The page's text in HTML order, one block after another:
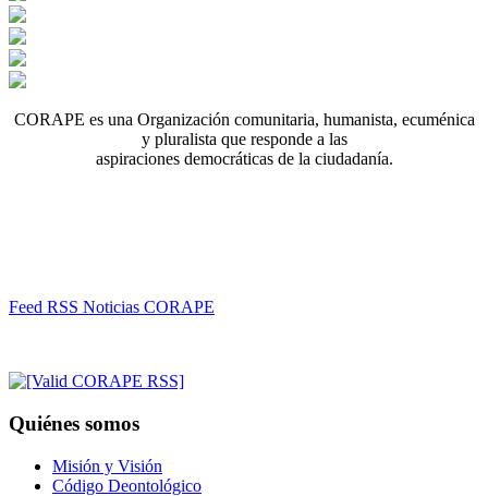
CORAPE es una Organización comunitaria, humanista, ecuménica
y pluralista que responde a las
aspiraciones democráticas de la ciudadanía.
Feed RSS Noticias CORAPE
Quiénes somos
Misión y Visión
Código Deontológico